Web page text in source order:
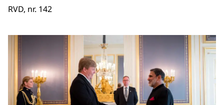
RVD, nr. 142